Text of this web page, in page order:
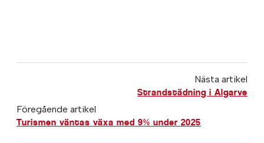
Nästa artikel
Strandstädning i Algarve
Föregående artikel
Turismen väntas växa med 9% under 2025